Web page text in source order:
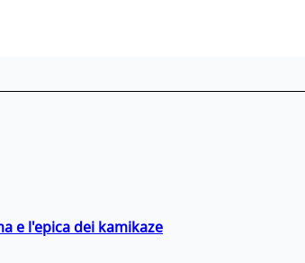
e l'epica dei kamikaze